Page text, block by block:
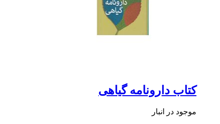
کتاب دارونامه گیاهی
موجود در انبار